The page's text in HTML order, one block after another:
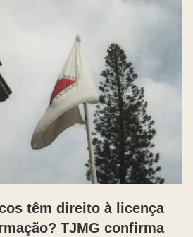
têm direito à licença
TJMG confirma